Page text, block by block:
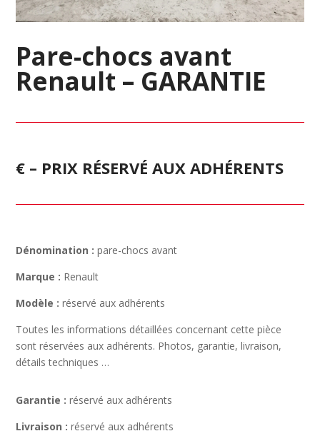
Pare-chocs avant
Renault – GARANTIE
€ – PRIX RÉSERVÉ AUX ADHÉRENTS
Dénomination : pare-chocs avant
Marque : Renault
Modèle : réservé aux adhérents
Toutes les informations détaillées concernant cette pièce
sont réservées aux adhérents. Photos, garantie, livraison,
détails techniques …
Garantie : réservé aux adhérents
Livraison : réservé aux adhérents